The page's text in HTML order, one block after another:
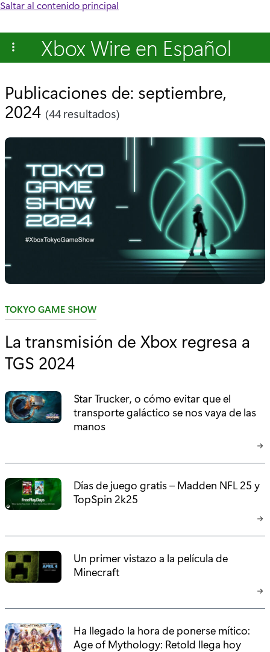
Saltar al contenido principal
Xbox Wire en Español
Publicaciones de: septiembre,
2024 (44 resultados)
C
e
g
o
r
í
TOKYO GAME SHOW
La transmisión de Xbox regresa a
TGS 2024
Star Trucker, o cómo evitar que el
transporte galáctico se nos vaya de las
manos
Días de juego gratis – Madden NFL 25 y
TopSpin 2k25
Un primer vistazo a la película de
Minecraft
Ha llegado la hora de ponerse mítico:
Age of Mythology: Retold llega hoy